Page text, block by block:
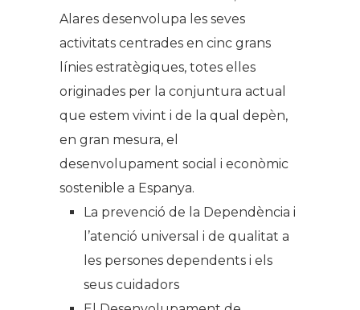
Alares desenvolupa les seves
activitats centrades en cinc grans
línies estratègiques, totes elles
originades per la conjuntura actual
que estem vivint i de la qual depèn,
en gran mesura, el
desenvolupament social i econòmic
sostenible a Espanya.
La prevenció de la Dependència i
l’atenció universal i de qualitat a
les persones dependents i els
seus cuidadors